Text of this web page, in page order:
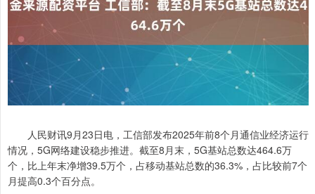
人民财讯9月23日电，工信部发布2025年前8个月通信业经济运行
情况，5G网络建设稳步推进。截至8月末，5G基站总数达464.6万
个，比上年末净增39.5万个，占移动基站总数的36.3%，占比较前7个
月提高0.3个百分点。